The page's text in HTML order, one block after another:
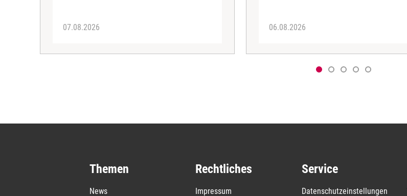
07.08.2026 06.08.2026
Themen
News
Rechtliches
Impressum
Service
Datenschutzeinstellungen